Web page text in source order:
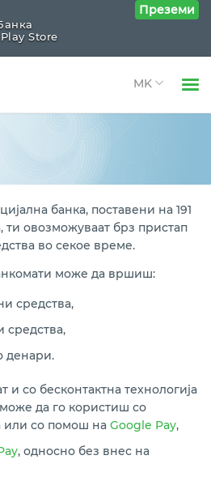
Open
Open
мрежа)
банка, поставени на 191
ти овозможуваат брз пристап
во секое време.
може да вршиш:
средства,
средства,
денари.
и со бесконтактна технологија
може да го користиш со
или со помош на Google Pay,
, односно без внес на
Store
Преземи